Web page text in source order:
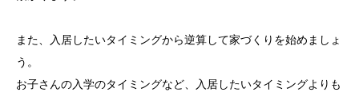
また、入居したいタイミングから逆算して家づくりを始めましょ
う。
お子さんの入学のタイミングなど、入居したいタイミングよりも